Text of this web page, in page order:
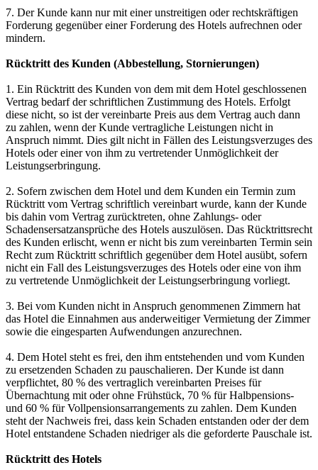
7. Der Kunde kann nur mit einer unstreitigen oder rechtskräftigen
Forderung gegenüber einer Forderung des Hotels aufrechnen oder
mindern.
Rücktritt des Kunden (Abbestellung, Stornierungen)
1. Ein Rücktritt des Kunden von dem mit dem Hotel geschlossenen
Vertrag bedarf der schriftlichen Zustimmung des Hotels. Erfolgt
diese nicht, so ist der vereinbarte Preis aus dem Vertrag auch dann
zu zahlen, wenn der Kunde vertragliche Leistungen nicht in
Anspruch nimmt. Dies gilt nicht in Fällen des Leistungsverzuges des
Hotels oder einer von ihm zu vertretender Unmöglichkeit der
Leistungserbringung.
2. Sofern zwischen dem Hotel und dem Kunden ein Termin zum
Rücktritt vom Vertrag schriftlich vereinbart wurde, kann der Kunde
bis dahin vom Vertrag zurücktreten, ohne Zahlungs- oder
Schadensersatzansprüche des Hotels auszulösen. Das Rücktrittsrecht
des Kunden erlischt, wenn er nicht bis zum vereinbarten Termin sein
Recht zum Rücktritt schriftlich gegenüber dem Hotel ausübt, sofern
nicht ein Fall des Leistungsverzuges des Hotels oder eine von ihm
zu vertretende Unmöglichkeit der Leistungserbringung vorliegt.
3. Bei vom Kunden nicht in Anspruch genommenen Zimmern hat
das Hotel die Einnahmen aus anderweitiger Vermietung der Zimmer
sowie die eingesparten Aufwendungen anzurechnen.
4. Dem Hotel steht es frei, den ihm entstehenden und vom Kunden
zu ersetzenden Schaden zu pauschalieren. Der Kunde ist dann
verpflichtet, 80 % des vertraglich vereinbarten Preises für
Übernachtung mit oder ohne Frühstück, 70 % für Halbpensions-
und 60 % für Vollpensionsarrangements zu zahlen. Dem Kunden
steht der Nachweis frei, dass kein Schaden entstanden oder der dem
Hotel entstandene Schaden niedriger als die geforderte Pauschale ist.
Rücktritt des Hotels